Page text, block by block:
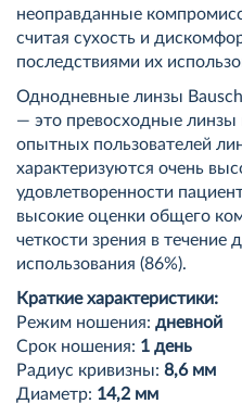
неоправданные
считая сухость и
последствиями их
Однодневные линзы
— это превосходные линзы
опытных пользователей
характеризуются очень
удовлетворенности
высокие оценки общего
четкости зрения в течение
использования (86%).
Краткие характеристики:
Режим ношения: дневной
Срок ношения: 1 день
Радиус кривизны: 8,6 мм
Диаметр: 14,2 мм